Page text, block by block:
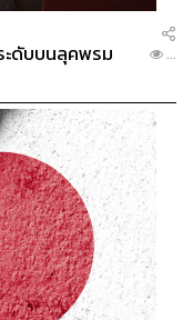
TEAM
STANDARD
ะดับบนลุคพรม
...